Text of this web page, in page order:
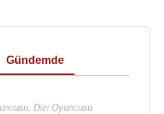
Gündemde
Dizi Oyuncusu